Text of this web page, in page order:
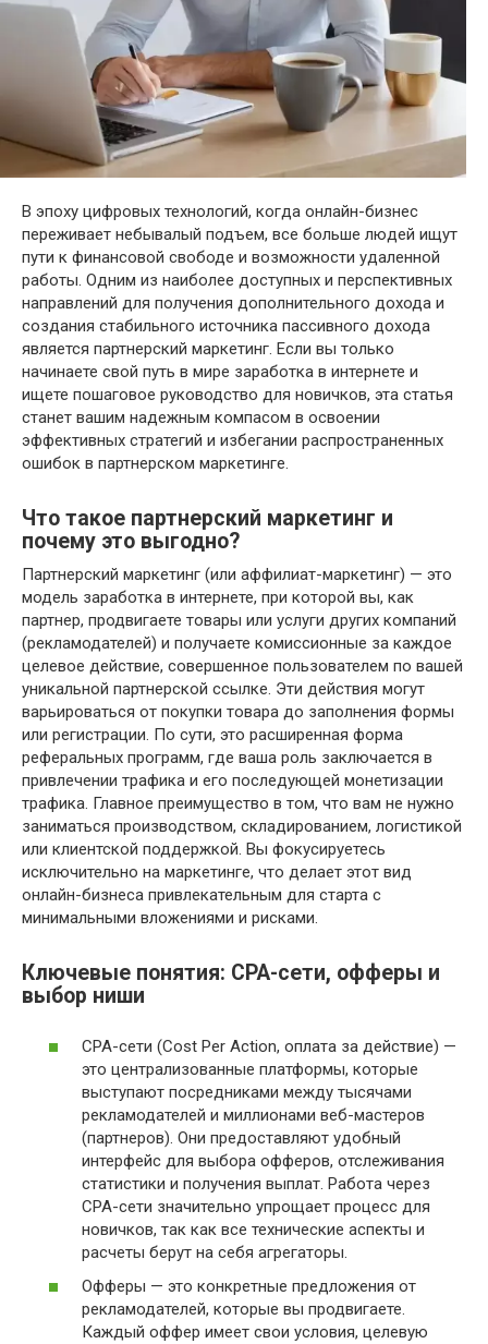
В эпоху цифровых технологий, когда онлайн-бизнес
переживает небывалый подъем, все больше людей ищут
пути к финансовой свободе и возможности удаленной
работы. Одним из наиболее доступных и перспективных
направлений для получения дополнительного дохода и
создания стабильного источника пассивного дохода
является партнерский маркетинг. Если вы только
начинаете свой путь в мире заработка в интернете и
ищете пошаговое руководство для новичков, эта статья
станет вашим надежным компасом в освоении
эффективных стратегий и избегании распространенных
ошибок в партнерском маркетинге.
Что такое партнерский маркетинг и
почему это выгодно?
Партнерский маркетинг (или аффилиат-маркетинг) — это
модель заработка в интернете, при которой вы, как
партнер, продвигаете товары или услуги других компаний
(рекламодателей) и получаете комиссионные за каждое
целевое действие, совершенное пользователем по вашей
уникальной партнерской ссылке. Эти действия могут
варьироваться от покупки товара до заполнения формы
или регистрации. По сути, это расширенная форма
реферальных программ, где ваша роль заключается в
привлечении трафика и его последующей монетизации
трафика. Главное преимущество в том, что вам не нужно
заниматься производством, складированием, логистикой
или клиентской поддержкой. Вы фокусируетесь
исключительно на маркетинге, что делает этот вид
онлайн-бизнеса привлекательным для старта с
минимальными вложениями и рисками.
Ключевые понятия: CPA-сети, офферы и
выбор ниши
CPA-сети (Cost Per Action, оплата за действие) —
это централизованные платформы, которые
выступают посредниками между тысячами
рекламодателей и миллионами веб-мастеров
(партнеров). Они предоставляют удобный
интерфейс для выбора офферов, отслеживания
статистики и получения выплат. Работа через
CPA-сети значительно упрощает процесс для
новичков, так как все технические аспекты и
расчеты берут на себя агрегаторы.
Офферы — это конкретные предложения от
рекламодателей, которые вы продвигаете.
Каждый оффер имеет свои условия, целевую